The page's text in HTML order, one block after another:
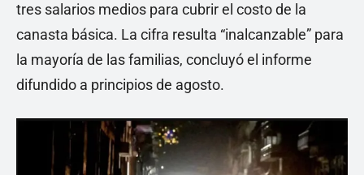
tres salarios medios para cubrir el costo de la
canasta básica. La cifra resulta “inalcanzable” para
la mayoría de las familias, concluyó el informe
difundido a principios de agosto.